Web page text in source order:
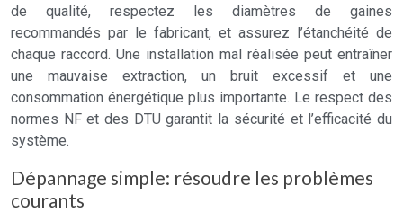
de qualité, respectez les diamètres de gaines
recommandés par le fabricant, et assurez l’étanchéité de
chaque raccord. Une installation mal réalisée peut entraîner
une mauvaise extraction, un bruit excessif et une
consommation énergétique plus importante. Le respect des
normes NF et des DTU garantit la sécurité et l’efficacité du
système.
Dépannage simple: résoudre les problèmes
courants